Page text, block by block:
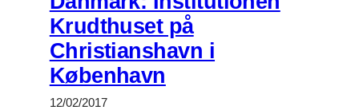
Krudthuset på
Christianshavn i
København
12/02/2017